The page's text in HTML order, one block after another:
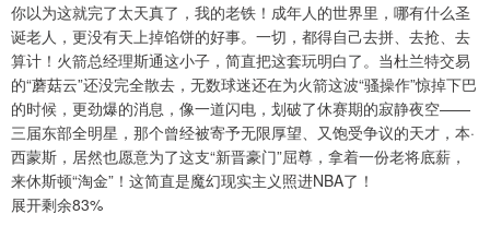
你以为这就完了太天真了，我的老铁！成年人的世界里，哪有什么圣
诞老人，更没有天上掉馅饼的好事。一切，都得自己去拼、去抢、去
算计！火箭总经理斯通这小子，简直把这套玩明白了。当杜兰特交易
的“蘑菇云”还没完全散去，无数球迷还在为火箭这波“骚操作”惊掉下巴
的时候，更劲爆的消息，像一道闪电，划破了休赛期的寂静夜空——
三届东部全明星，那个曾经被寄予无限厚望、又饱受争议的天才，本·
西蒙斯，居然也愿意为了这支“新晋豪门”屈尊，拿着一份老将底薪，
来休斯顿“淘金”！这简直是魔幻现实主义照进NBA了！
展开剩余83%